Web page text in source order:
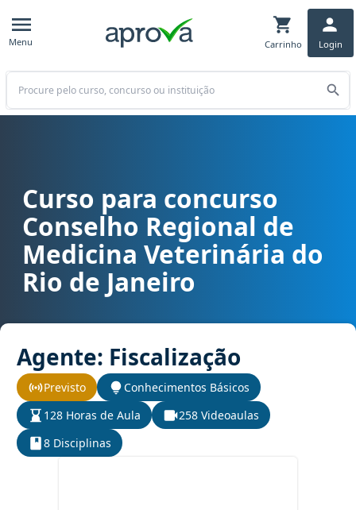
Menu Carrinho Login
Buscar
Curso para concurso CRMV RJ - Conselho Regional de Medicina
Curso para concurso
Conselho Regional de
Medicina Veterinária do
Rio de Janeiro
Agente: Fiscalização
Previsto
Conhecimentos Básicos
128 Horas de Aula
258 Videoaulas
8 Disciplinas